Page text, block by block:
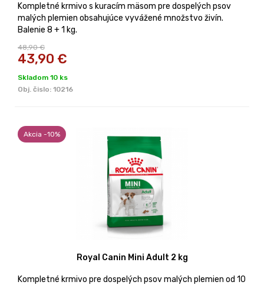
Kompletné krmivo s kuracím mäsom pre dospelých psov
malých plemien obsahujúce vyvážené množstvo živín.
Balenie 8 + 1 kg.
48,90 €
43,90 €
Skladom 10 ks
Obj. čislo: 10216
Akcia -10%
Royal Canin Mini Adult 2 kg
Kompletné krmivo pre dospelých psov malých plemien od 10